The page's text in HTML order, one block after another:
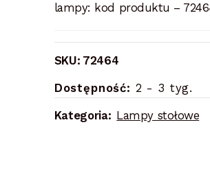
lampy: kod produktu –
SKU: 72464
Dostępność: 2 - 3 tyg.
Kategoria: Lampy stołowe